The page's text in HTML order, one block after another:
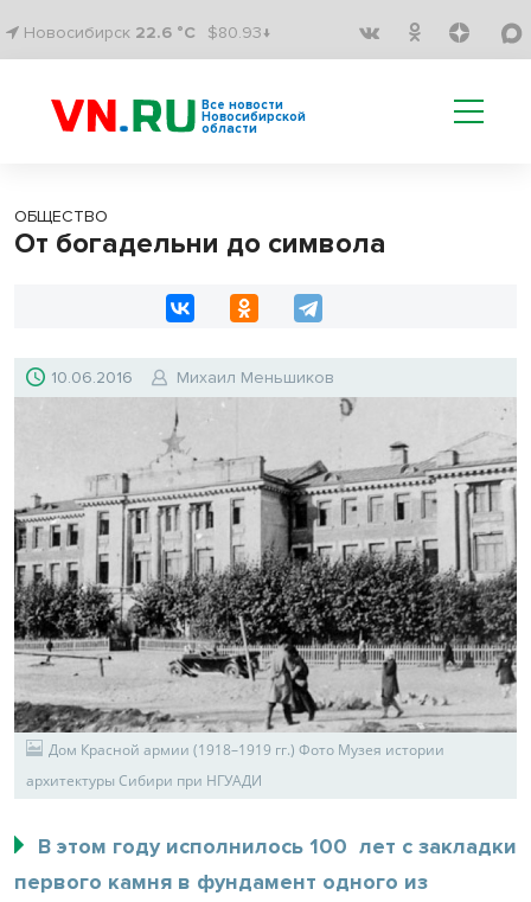
Новосибирск 22.6 °C $80.93↓
Все новости
Новосибирской
области
ОБЩЕСТВО
От богадельни до символа
10.06.2016 Михаил Меньшиков
Дом Красной армии (1918–1919 гг.) Фото Музея истории
архитектуры Сибири при НГУАДИ
В этом году исполнилось 100 лет с закладки
первого камня в фундамент одного из